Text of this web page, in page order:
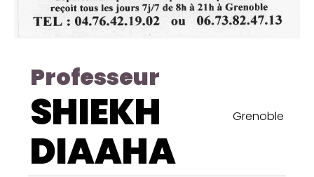
Professeur
SHIEKH
DIAAHA
Grenoble